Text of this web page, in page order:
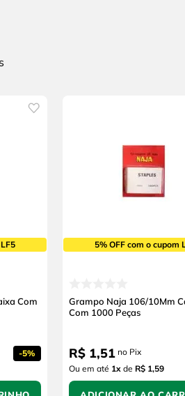
Com
-5%
5% OFF com o cupom
Grampo Naja 106/10Mm
Com 1000 Peças
R$ 1,51 no Pix
Ou em até 1x de R$ 1,59